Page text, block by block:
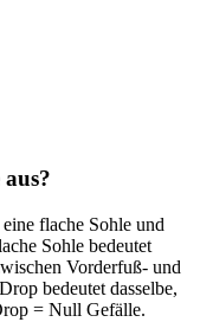
flache Sohle und
Sohle bedeutet
Vorderfuß- und
bedeutet dasselbe,
= Null Gefälle.